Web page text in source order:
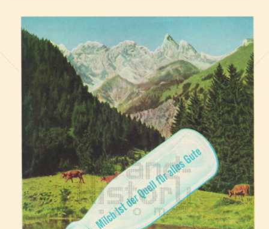
MILKANA EDELWEISS GMBH & CO. KG 1955